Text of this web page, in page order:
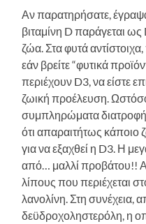
Αν παρατηρήσατε,
βιταμίνη D παράγεται
ζώα. Στα φυτά
εάν βρείτε “φυτικά
περιέχουν D3, να είστε
ζωική προέλευση.
συμπληρώματα
ότι απαραιτήτως κάποιο
για να εξαχθεί η D3. Η
από… μαλλί προβάτου!!
λίπους που περιέχεται
λανολίνη. Στη συνέχεια,
δεϋδροχοληστερόλη, η